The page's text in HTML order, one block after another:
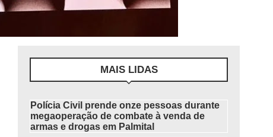
MAIS LIDAS
Polícia Civil prende onze pessoas durante
megaoperação de combate à venda de
armas e drogas em Palmital